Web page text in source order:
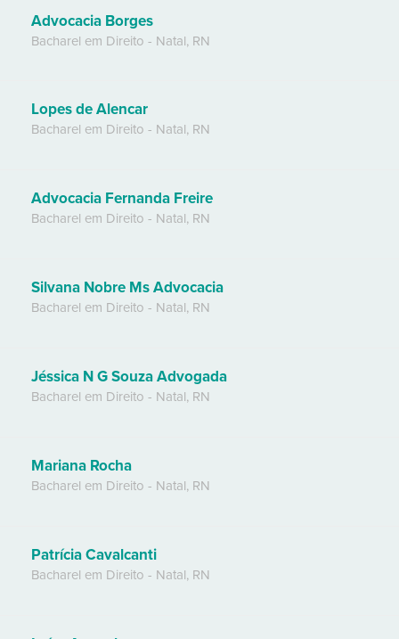
Advocacia Borges
Bacharel em Direito - Natal, RN
Lopes de Alencar
Bacharel em Direito - Natal, RN
Advocacia Fernanda Freire
Bacharel em Direito - Natal, RN
Silvana Nobre Ms Advocacia
Bacharel em Direito - Natal, RN
Jéssica N G Souza Advogada
Bacharel em Direito - Natal, RN
Mariana Rocha
Bacharel em Direito - Natal, RN
Patrícia Cavalcanti
Bacharel em Direito - Natal, RN